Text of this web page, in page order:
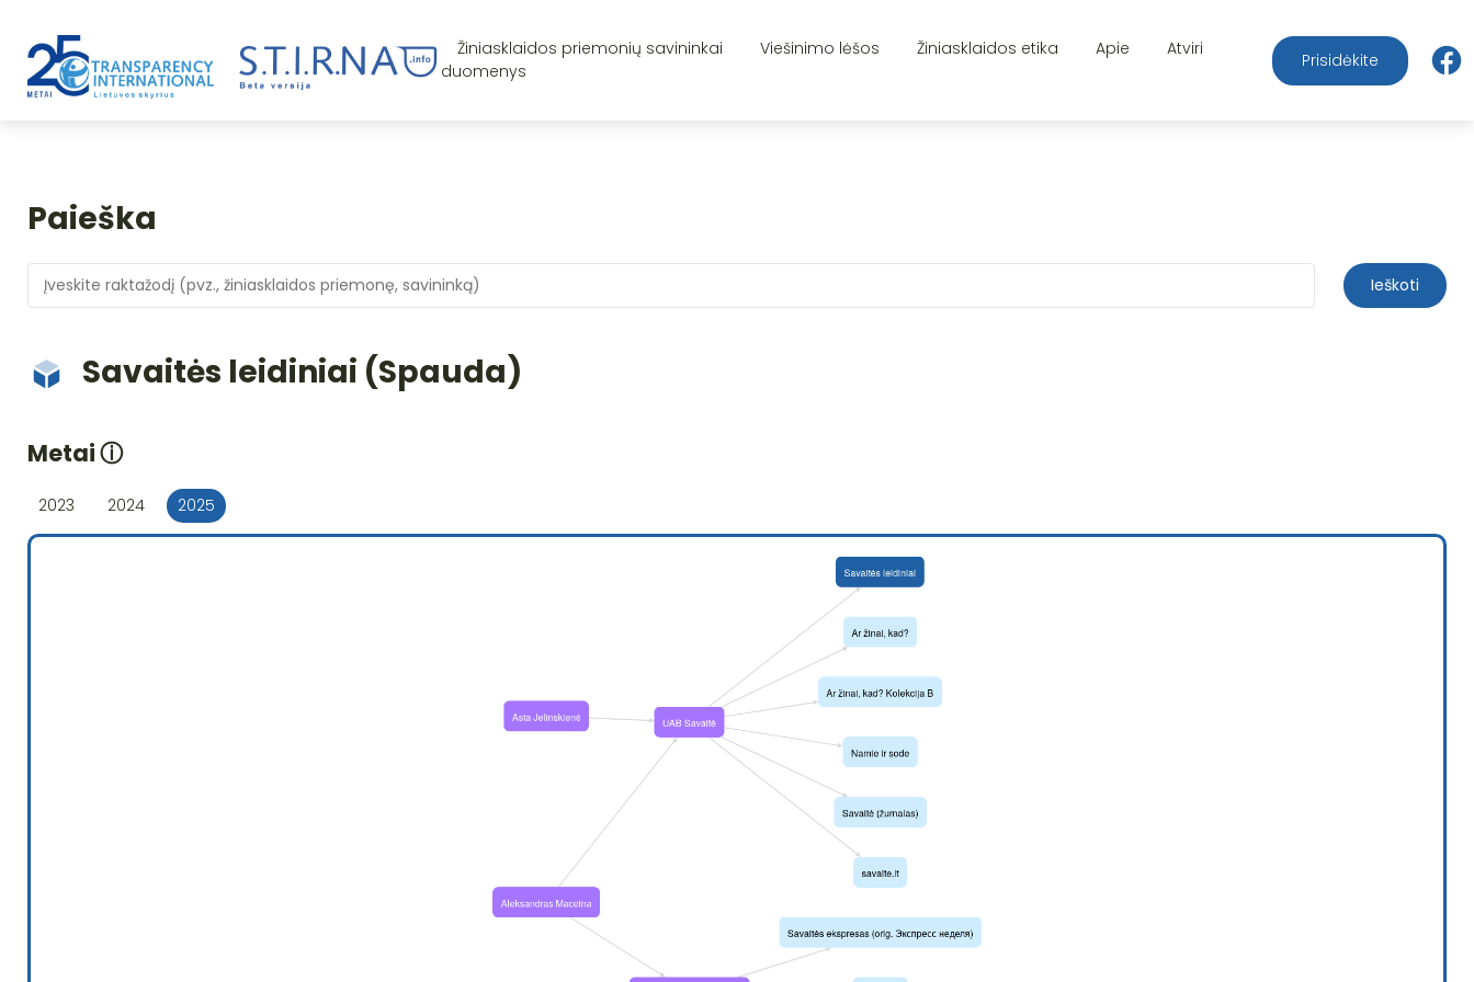
Žiniasklaidos priemonių savininkai Viešinimo lėšos Žiniasklaidos etika Apie
Atviri
duomenys
Prisidėkite
Paieška
Ieškoti
Savaitės leidiniai (Spauda)
Metaiⓘ
2023 2024 2025